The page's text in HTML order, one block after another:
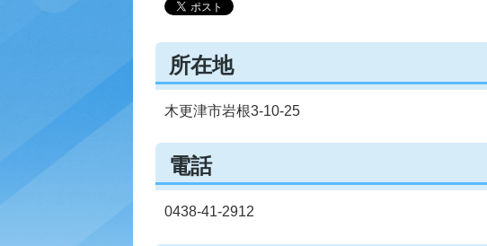
所在地
木更津市岩根3-10-25
電話
0438-41-2912